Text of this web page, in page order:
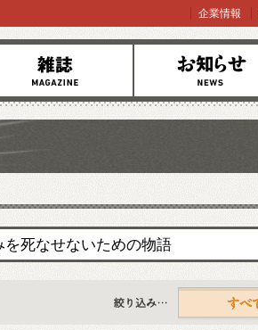
お知らせ
企業情報
すべて